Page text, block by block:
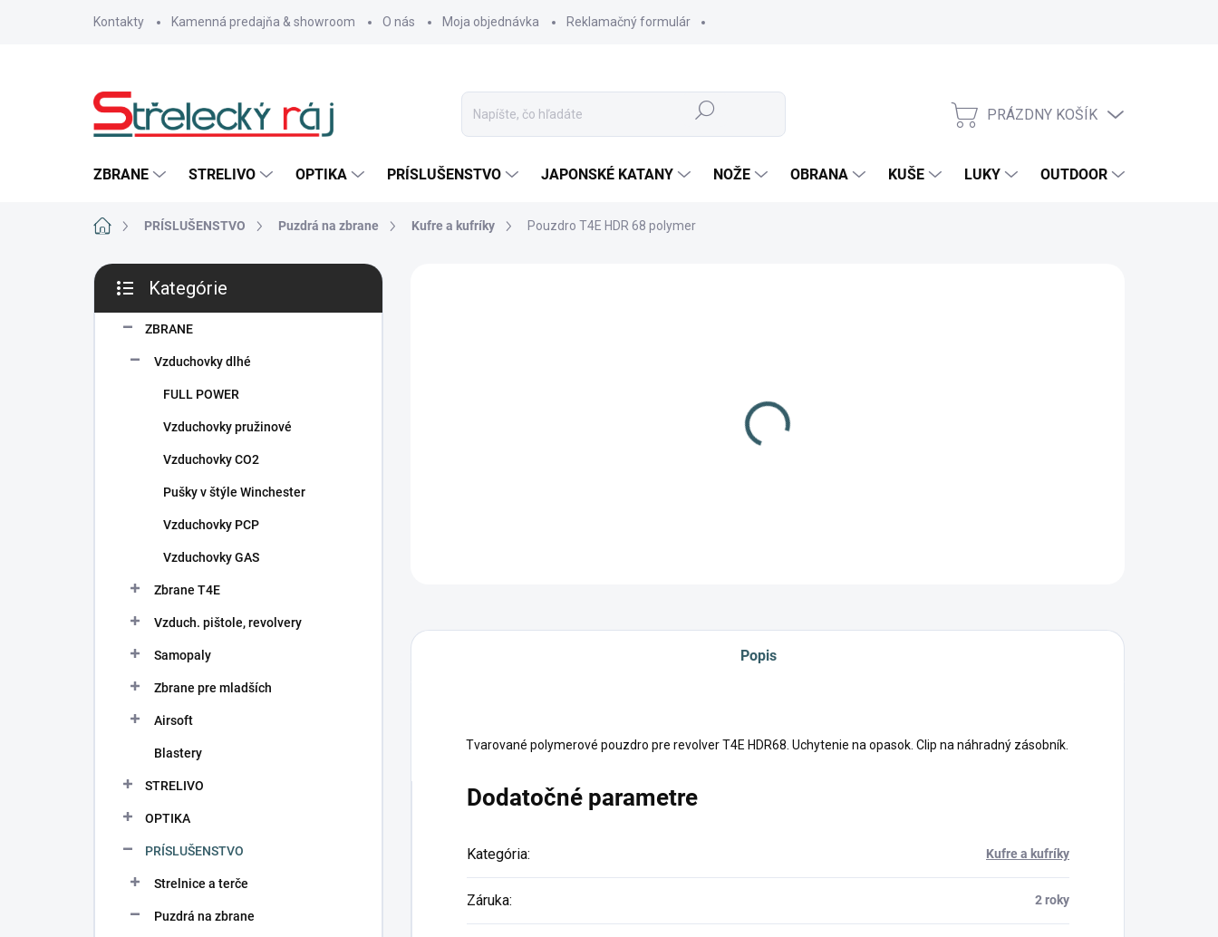
Kontakty Kamenná predajňa & showroom O nás Moja objednávka Reklamačný formulár
Hľadať
NÁKUPNÝ
PRÁZDNY KOŠÍK
ZBRANE STRELIVO OPTIKA PRÍSLUŠENSTVO JAPONSKÉ KATANY NOŽE OBRANA KUŠE LUKY OUTDOOR
DomovPRÍSLUŠENSTVO Puzdrá na zbrane Kufre a kufríky Pouzdro T4E HDR 68 polymer
B
č
kategórie
Kategórie
ZBRANE
Vzduchovky dlhé
FULL POWER
Vzduchovky pružinové
Vzduchovky CO2
Pušky v štýle Winchester
Vzduchovky PCP
Vzduchovky GAS
Zbrane T4E
Vzduch. pištole, revolvery
Samopaly
Zbrane pre mladších
Airsoft
Blastery
STRELIVO
OPTIKA
PRÍSLUŠENSTVO
Strelnice a terče
Puzdrá na zbrane
Popis
Tvarované polymerové pouzdro pre revolver T4E HDR68. Uchytenie na opasok. Clip na náhradný zásobník.
Dodatočné parametre
Kategória: Kufre a kufríky
Záruka: 2 roky